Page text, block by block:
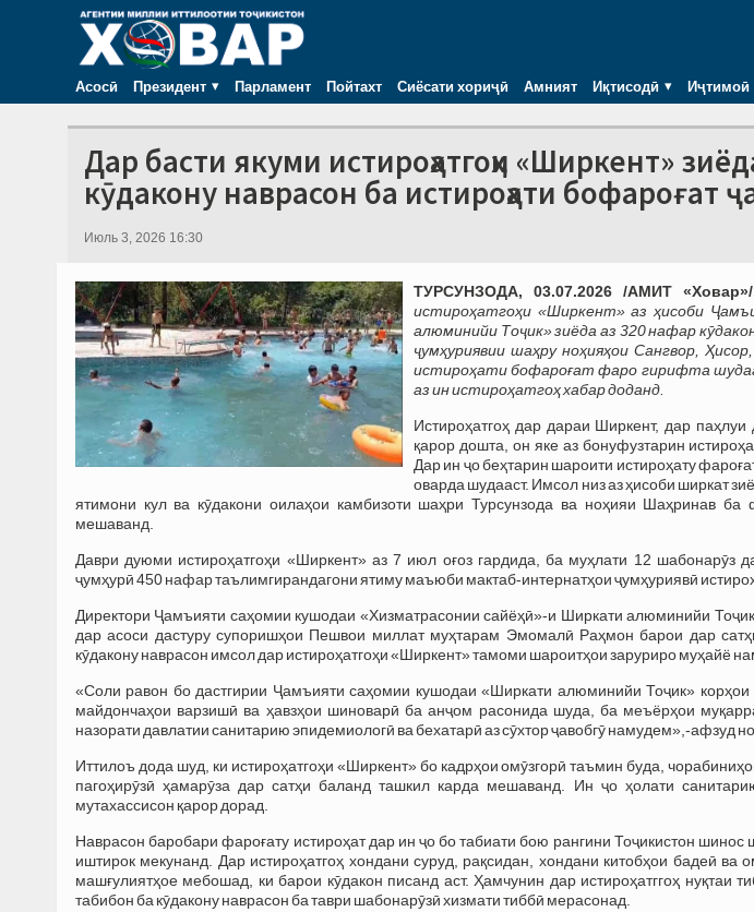
Асосӣ Президент Парламент Пойтахт Сиёсати хориҷӣ Амният Иқтисодӣ Иҷтимоӣ
Дар басти якуми истироҳатгоҳи «Ширкент»
кӯдакону наврасон ба истироҳати бофароғат
Июль 3, 2026 16:30
ТУРСУНЗОДА, 03.07.2026 /АМИТ «Ховар»/
истироҳатгоҳи «Ширкент» аз ҳисоби
алюминийи Тоҷик» зиёда аз 320 нафар
ҷумҳуриявии шаҳру ноҳияҳои Сангвор,
истироҳати бофароғат фаро гирифта
аз ин истироҳатгоҳ хабар доданд.
Истироҳатгоҳ дар дараи Ширкент, дар
қарор дошта, он яке аз бонуфузтарин
Дар ин ҷо беҳтарин шароити истироҳату
оварда шудааст. Имсол низ аз ҳисоби ширкат
ятимони кул ва кӯдакони оилаҳои камбизоти шаҳри Турсунзода ва ноҳияи Шаҳринав ба
мешаванд.
Даври дуюми истироҳатгоҳи «Ширкент» аз 7 июл оғоз гардида, ба муҳлати 12 шабонарӯз
ҷумҳурӣ 450 нафар таълимгирандагони ятиму маъюби мактаб-интернатҳои ҷумҳуриявӣ
Директори Ҷамъияти саҳомии кушодаи «Хизматрасонии сайёҳӣ»-и Ширкати алюминийи
дар асоси дастуру супоришҳои Пешвои миллат муҳтарам Эмомалӣ Раҳмон барои дар
кӯдакону наврасон имсол дар истироҳатгоҳи «Ширкент» тамоми шароитҳои заруриро муҳайё
«Соли равон бо дастгирии Ҷамъияти саҳомии кушодаи «Ширкати алюминийи Тоҷик» корҳои
майдончаҳои варзишӣ ва ҳавзҳои шиноварӣ ба анҷом расонида шуда, ба меъёрҳои
назорати давлатии санитарию эпидемиологӣ ва бехатарӣ аз сӯхтор ҷавобгӯ намудем»,-афзуд
Иттилоъ дода шуд, ки истироҳатгоҳи «Ширкент» бо кадрҳои омӯзгорӣ таъмин буда,
пагоҳирӯзӣ ҳамарӯза дар сатҳи баланд ташкил карда мешаванд. Ин ҷо ҳолати
мутахассисон қарор дорад.
Наврасон баробари фароғату истироҳат дар ин ҷо бо табиати бою рангини Тоҷикистон шинос
иштирок мекунанд. Дар истироҳатгоҳ хондани суруд, рақсидан, хондани китобҳои бадеӣ ва
машғулиятҳое мебошад, ки барои кӯдакон писанд аст. Ҳамчунин дар истироҳатггоҳ нуқтаи
табибон ба кӯдакону наврасон ба таври шабонарӯзӣ хизмати тиббӣ мерасонад.